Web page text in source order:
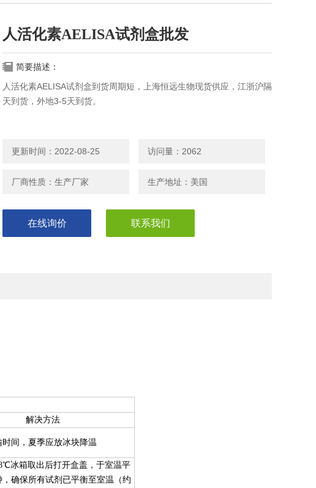
人活化素AELISA试剂盒批发
简要描述：
人活化素AELISA试剂盒到货周期短，上海恒远生物现货供应，江浙沪隔
天到货，外地3-5天到货。
更新时间：2022-08-25 访问量：2062
厂商性质：生产厂家 生产地址：美国
在线询价 联系我们
解决方法
时间，夏季应放冰块降温
冰箱取出后打开盒盖，于室温平
，确保所有试剂已平衡至室温（约